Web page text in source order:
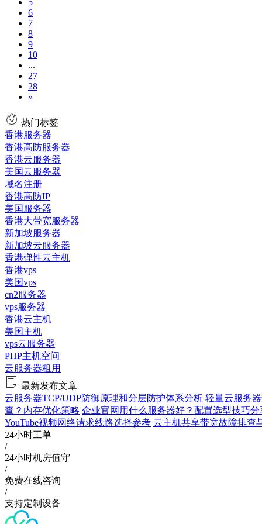
5
6
7
8
9
10
...
27
28
»
热门标签
香港服务器
香港高防服务器
香港云服务器
美国云服务器
域名注册
香港高防IP
美国服务器
香港大带宽服务器
新加坡服务器
新加坡云服务器
香港弹性云主机
香港vps
美国vps
cn2服务器
vps服务器
香港云主机
美国主机
vps云服务器
PHP主机空间
云服务器租用
最新发布文章
云服务器TCP/UDP防御原理和分层防护体系分析 轻量云服务
查？内存优化策略 企业官网用什么服务器好？配置选型技巧分
YouTube视频网络请求线路选择参考 云主机共享带宽故障排查
24小时工单
/
24小时机房值守
/
免费在线咨询
/
支持定制设备